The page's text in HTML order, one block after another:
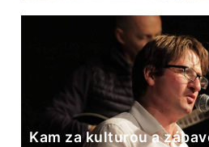
Kam za kulturou a